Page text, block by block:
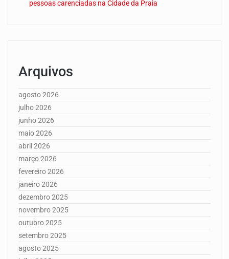
pessoas carenciadas na Cidade da Praia
Arquivos
agosto 2026
julho 2026
junho 2026
maio 2026
abril 2026
março 2026
fevereiro 2026
janeiro 2026
dezembro 2025
novembro 2025
outubro 2025
setembro 2025
agosto 2025